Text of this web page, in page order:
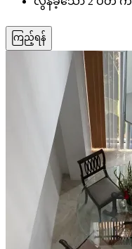
ကြည့်ရန်